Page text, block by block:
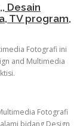
Desain
TV program,
Fotografi ini
and Multimedia
Fotografi
bidang Design